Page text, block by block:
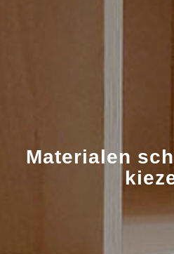
Materialen